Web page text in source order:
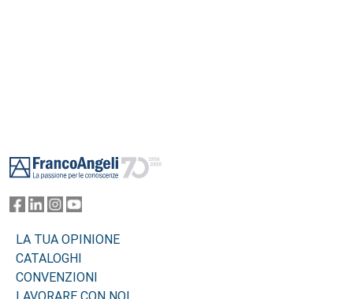
LA TUA OPINIONE
CATALOGHI
CONVENZIONI